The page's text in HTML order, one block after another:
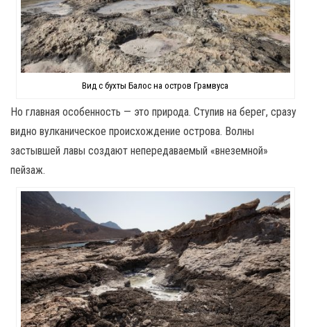
Вид с бухты Балос на остров Грамвуса
Но главная особенность — это природа. Ступив на берег, сразу
видно вулканическое происхождение острова. Волны
застывшей лавы создают непередаваемый «внеземной»
пейзаж.